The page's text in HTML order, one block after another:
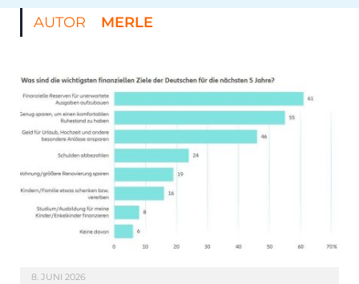
AUTOR MERLE
8. JUNI 2026